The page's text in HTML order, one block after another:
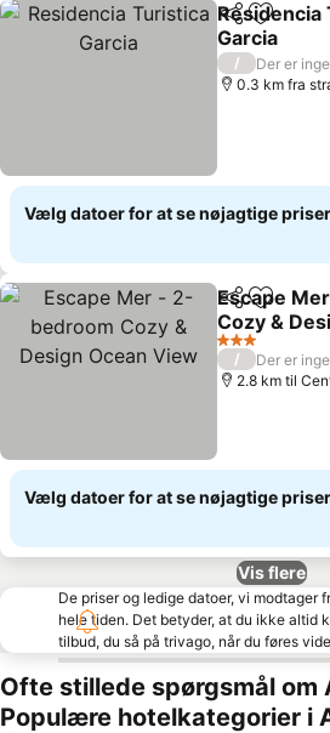
Del Føj til
Residencia
Garcia
/
Der er
0.3 km fra
Vælg datoer for at se nøjagtige priser
Del Føj til
Escape
Cozy &
View
3 Stjerner
/
Der er
2.8 km til
Vælg datoer for at se nøjagtige priser
Vis flere
De priser og ledige datoer, vi modtager
hele tiden. Det betyder, at du ikke altid
tilbud, du så på trivago, når du føres
Ofte stillede spørgsmål om
Populære hotelkategorier i